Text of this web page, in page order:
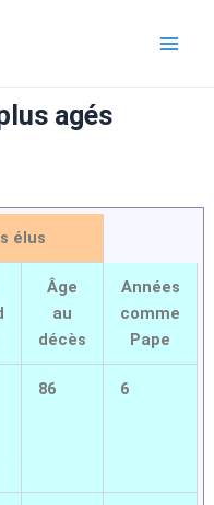
agés
élus
Âge
au
décès
Années
comme
Pape
86 6